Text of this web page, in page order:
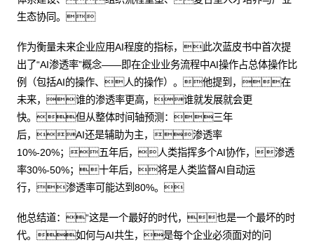
生态协同。
作为衡量未来企业应用AI程度的指标，此次蓝皮书中首次提
出了“AI渗透率”概念——即在企业业务流程中AI操作占总体操作比
例（包括AI的操作、人的操作）。他提到，在
未来，谁的渗透率更高，谁就发展就会更
快。但从整体时间轴预测：三年
后，AI还是辅助为主，渗透率
10%-20%；五年后，人类指挥多个AI协作，渗透
率30%-50%；十年后，将是人类监督AI自动运
行，渗透率可能达到80%。
他总结道：“这是一个最好的时代，也是一个最坏的时
代。如何与AI共生，是每个企业必须面对的问